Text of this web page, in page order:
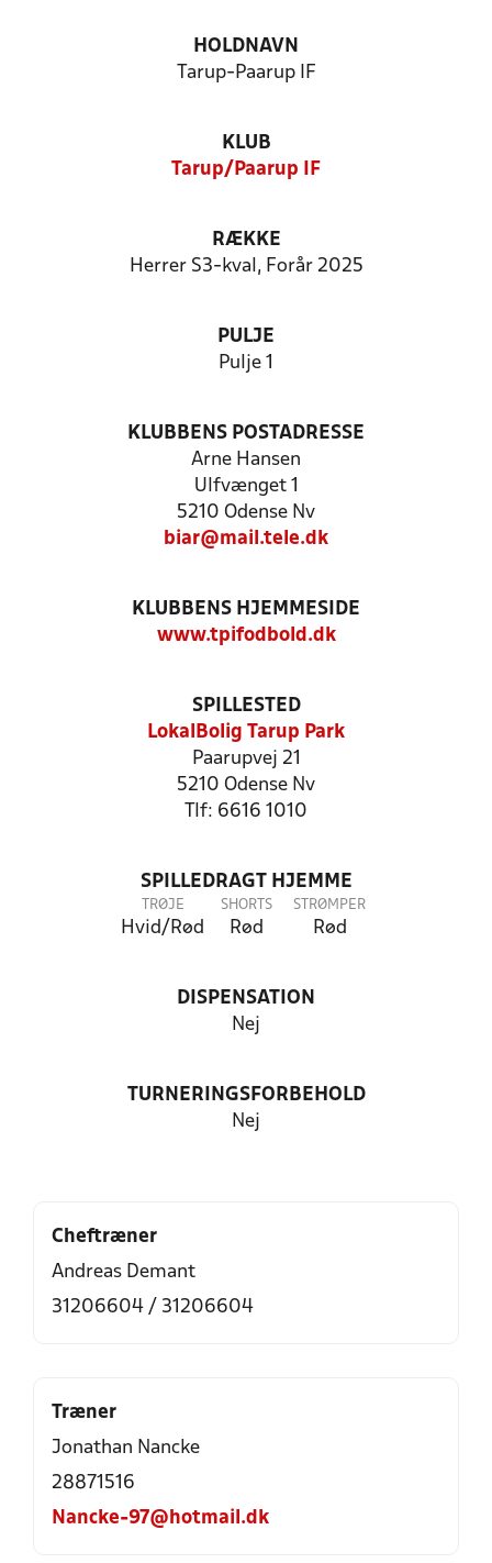
HOLDNAVN
Tarup-Paarup IF
KLUB
Tarup/Paarup IF
RÆKKE
Herrer S3-kval, Forår 2025
PULJE
Pulje 1
KLUBBENS POSTADRESSE
Arne Hansen
Ulfvænget 1
5210 Odense Nv
biar@mail.tele.dk
KLUBBENS HJEMMESIDE
www.tpifodbold.dk
SPILLESTED
LokalBolig Tarup Park
Paarupvej 21
5210 Odense Nv
Tlf: 6616 1010
SPILLEDRAGT HJEMME
TRØJE
Hvid/Rød
SHORTS
Rød
STRØMPER
Rød
DISPENSATION
Nej
TURNERINGSFORBEHOLD
Nej
Cheftræner
Andreas Demant
31206604 / 31206604
Træner
Jonathan Nancke
28871516
Nancke-97@hotmail.dk